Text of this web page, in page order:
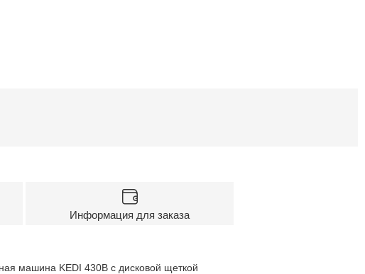
Информация для заказа
машина KEDI 430B с дисковой щеткой